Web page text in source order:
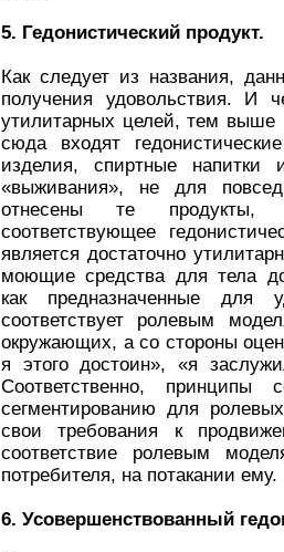
5. Гедонистический продукт.
Как следует из названия,
получения удовольствия. И
утилитарных целей, тем выше
сюда входят
изделия, спиртные напитки
«выживания», не для
отнесены те продукты,
соответствующее
является достаточно
моющие средства для тела
как предназначенные для
соответствует ролевым
окружающих, а со стороны
я этого достоин», «я
Соответственно, принципы
сегментированию для
свои требования к
соответствие ролевым
потребителя, на потакании ему.
6. Усовершенствованный